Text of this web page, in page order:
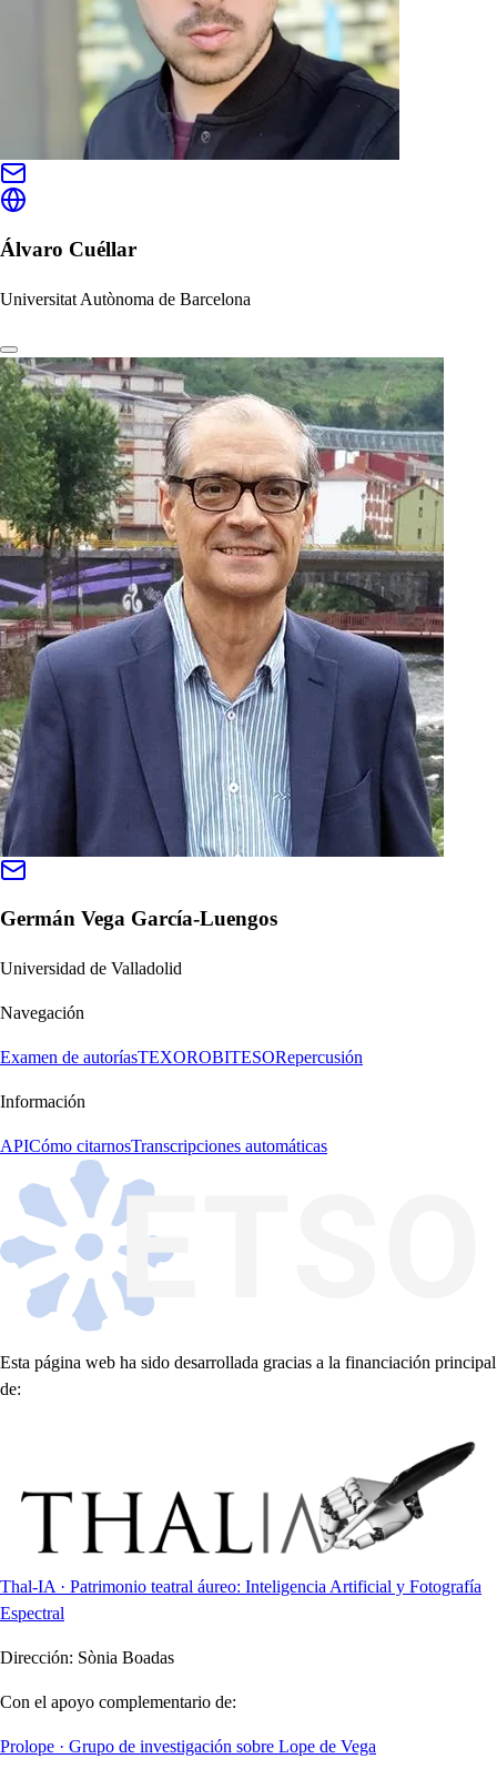
Álvaro Cuéllar
Universitat Autònoma de Barcelona
Germán Vega García-Luengos
Universidad de Valladolid
Navegación
Examen de autoríasTEXOROBITESORepercusión
Información
APICómo citarnosTranscripciones automáticas
Esta página web ha sido desarrollada gracias a la financiación principal
de:
Thal-IA · Patrimonio teatral áureo: Inteligencia Artificial y Fotografía
Espectral
Dirección: Sònia Boadas
Con el apoyo complementario de:
Prolope · Grupo de investigación sobre Lope de Vega